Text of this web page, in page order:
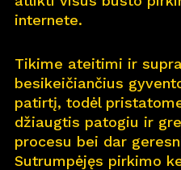
Karj
Nauj
internete.
Tikime ateitimi ir
besikeičiančius
patirtį, todėl
džiaugtis patogiu ir
procesu bei dar
Sutrumpėjęs pirkimo